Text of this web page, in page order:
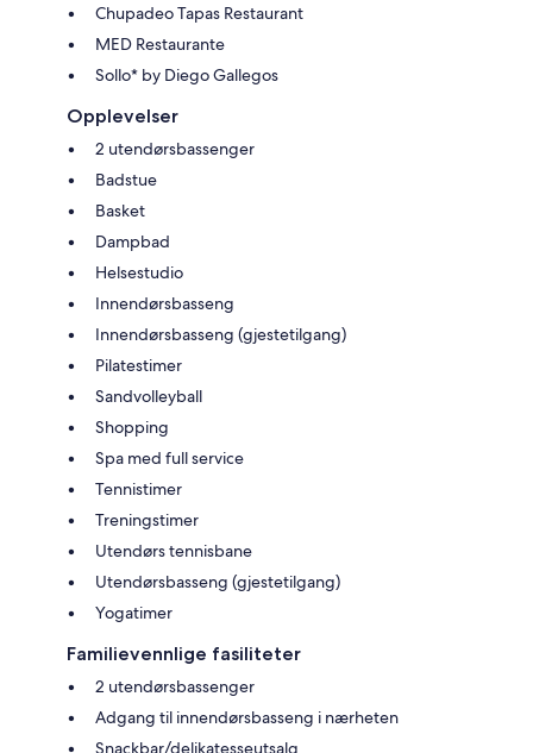
Chupadeo Tapas Restaurant
MED Restaurante
Sollo* by Diego Gallegos
Opplevelser
2 utendørsbassenger
Badstue
Basket
Dampbad
Helsestudio
Innendørsbasseng
Innendørsbasseng (gjestetilgang)
Pilatestimer
Sandvolleyball
Shopping
Spa med full service
Tennistimer
Treningstimer
Utendørs tennisbane
Utendørsbasseng (gjestetilgang)
Yogatimer
Familievennlige fasiliteter
2 utendørsbassenger
Adgang til innendørsbasseng i nærheten
Snackbar/delikatesseutsalg